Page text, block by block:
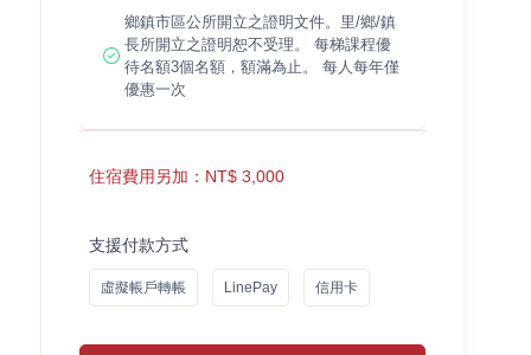
鄉鎮市區公所開立之證明文件。里/鄉/鎮
長所開立之證明恕不受理。 每梯課程優
待名額3個名額，額滿為止。 每人每年僅
優惠一次
住宿費用另加：NT$ 3,000
支援付款方式
虛擬帳戶轉帳 LinePay 信用卡